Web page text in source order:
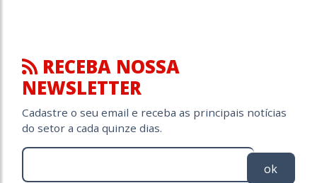
RECEBA NOSSA
NEWSLETTER
Cadastre o seu email e receba as principais notícias
do setor a cada quinze dias.
ok